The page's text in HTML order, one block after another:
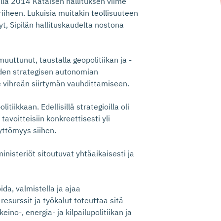
Lukuisia muitakin teollisuuteen
Sipilän hallituskaudelta nostona
taustalla geopolitiikan ja -
strategisen autonomian
siirtymän vauhdittamiseen.
Edellisillä strategioilla oli
konkreettisesti yli
siihen.
sitoutuvat yhtäaikaisesti ja
valmistella ja ajaa
ja työkalut toteuttaa sitä
, energia- ja kilpailupolitiikan ja